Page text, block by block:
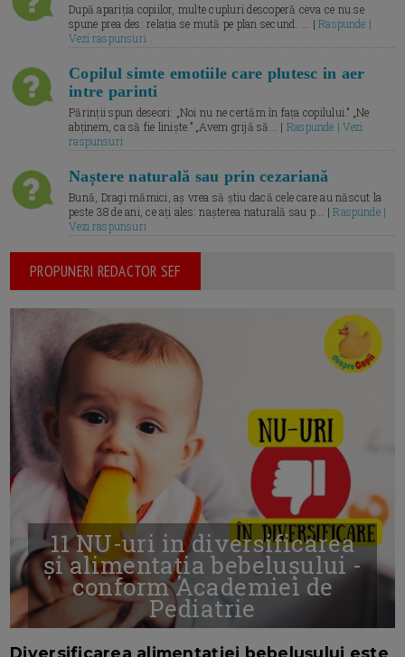
După apariția copiilor, multe cupluri descoperă ceva ce nu se
spune prea des: relația se mută pe plan secund. ... |Raspunde |
Vezi raspunsuri
Copilul simte emotiile care plutesc in aer
intre parinti
Părinții spun deseori: „Noi nu ne certăm în fața copilului.” „Ne
abținem, ca să fie liniște.” „Avem grijă să... | Raspunde | Vezi
raspunsuri
Naștere naturală sau prin cezariană
Bună, Dragi mămici, aș vrea să știu dacă cele care au născut la
peste 38 de ani, ce ați ales: nașterea naturală sau p... |Raspunde |
Vezi raspunsuri
PROPUNERI REDACTOR SEF
11 NU-uri in diversificarea
și alimentația bebelușului -
conform Academiei de
Pediatrie
Diversificarea alimentației bebelușului este